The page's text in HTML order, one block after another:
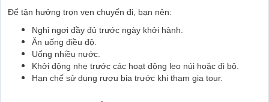
Để tận hưởng trọn vẹn chuyến đi, bạn nên:
Nghỉ ngơi đầy đủ trước ngày khởi hành.
Ăn uống điều độ.
Uống nhiều nước.
Khởi động nhẹ trước các hoạt động leo núi hoặc đi bộ.
Hạn chế sử dụng rượu bia trước khi tham gia tour.